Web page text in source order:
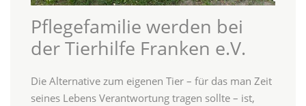
Pflegefamilie werden bei
der Tierhilfe Franken e.V.
Die Alternative zum eigenen Tier – für das man Zeit
seines Lebens Verantwortung tragen sollte – ist,